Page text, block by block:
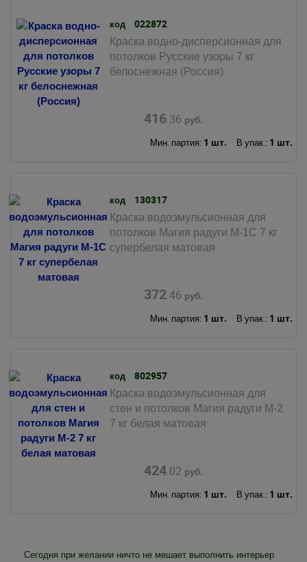
код 022872
Краска водно-дисперсионная для
потолков Русские узоры 7 кг
белоснежная (Россия)
416.36 руб.
Мин. партия: 1 шт. В упак.: 1 шт.
код 130317
Краска водоэмульсионная для
потолков Магия радуги М-1С 7 кг
супербелая матовая
372.46 руб.
Мин. партия: 1 шт. В упак.: 1 шт.
код 802957
Краска водоэмульсионная для
стен и потолков Магия радуги М-2
7 кг белая матовая
424.02 руб.
Мин. партия: 1 шт. В упак.: 1 шт.
Сегодня при желании ничто не мешает выполнить интерьер